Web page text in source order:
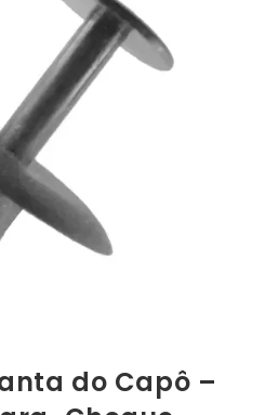
do Capô –